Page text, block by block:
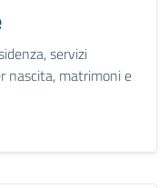
servizi
nascita, matrimoni e